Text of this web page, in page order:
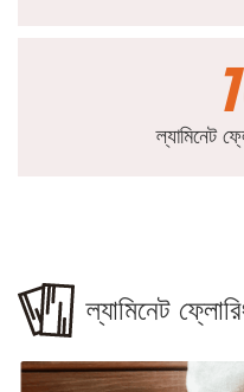
ল্যামিনেট
ল্যামিনেট